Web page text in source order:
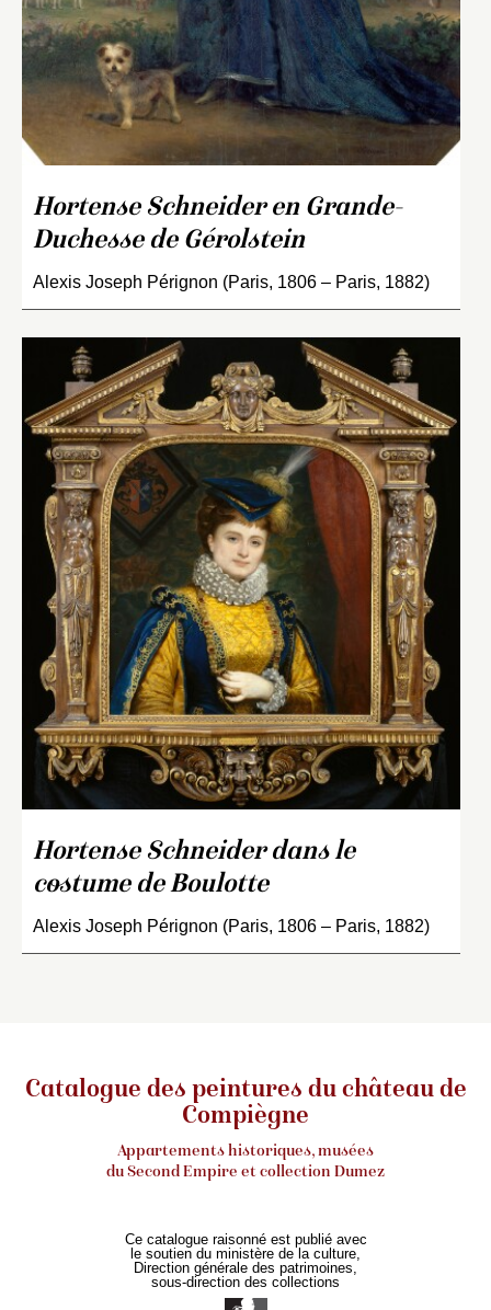
Hortense Schneider en Grande-
Duchesse de Gérolstein
Alexis Joseph Pérignon (Paris, 1806 – Paris, 1882)
Hortense Schneider dans le
costume de Boulotte
Alexis Joseph Pérignon (Paris, 1806 – Paris, 1882)
Catalogue des peintures du château de
Compiègne
Appartements historiques, musées
du Second Empire et collection Dumez
Ce catalogue raisonné est publié avec
le soutien du ministère de la culture,
Direction générale des patrimoines,
sous-direction des collections